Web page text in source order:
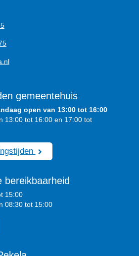
gemeentehuis
open van 13:00 tot 16:00
13:00 tot 16:00 en 17:00 tot
bereikbaarheid
15:00
08:30 tot 15:00